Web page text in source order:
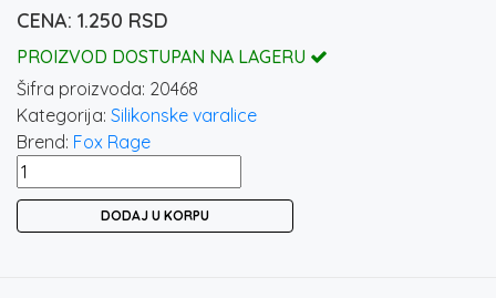
1.250 RSD
PROIZVOD DOSTUPAN NA LAGERU
Šifra proizvoda: 20468
Kategorija: Silikonske varalice
Brend: Fox Rage
FOX
RAGE
DODAJ U KORPU